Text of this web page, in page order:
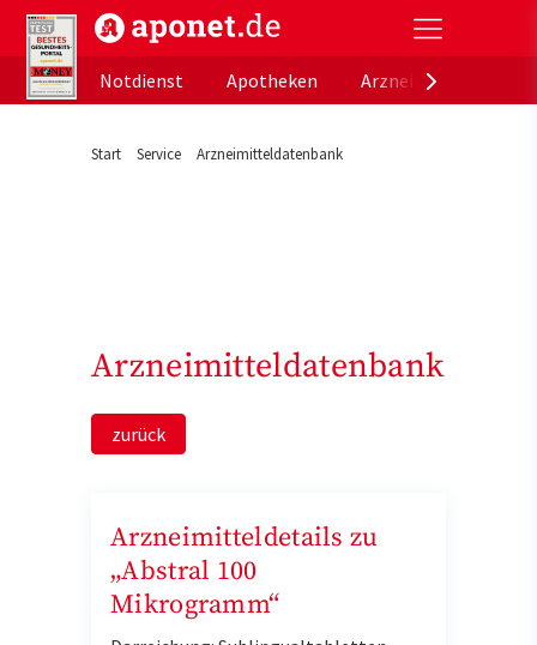
aponet.de - Das offizielle Gesundheitsportal der
Notdienst
Apotheken
Start Service Arzneimitteldatenbank
Arzneimitteldatenbank
zurück
Arzneimitteldetails zu
„Abstral 100
Mikrogramm“